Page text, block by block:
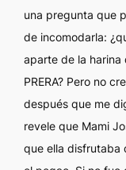
una pregunta que
de incomodarla:
aparte de la harina
PRERA? Pero no
después que me
revele que Mami
que ella disfrutaba